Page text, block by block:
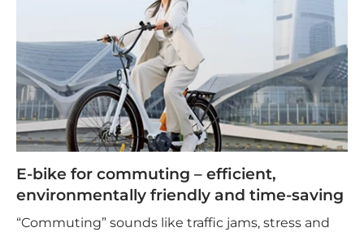
E-bike for commuting – efficient,
environmentally friendly and time-saving
“Commuting” sounds like traffic jams, stress and